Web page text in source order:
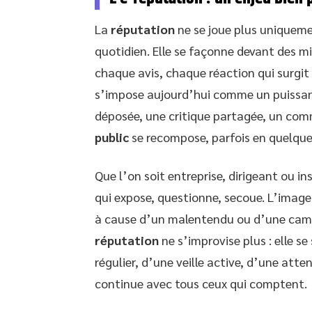
La réputation ne se joue plus
quotidien. Elle se façonne devant des
chaque avis, chaque réaction qui
s’impose aujourd’hui comme un
déposée, une critique partagée, un
public se recompose, parfois en
Que l’on soit entreprise, dirigeant ou
qui expose, questionne, secoue.
à cause d’un malentendu ou d’une
réputation ne s’improvise plus : elle
régulier, d’une veille active, d’une
continue avec tous ceux qui comptent.